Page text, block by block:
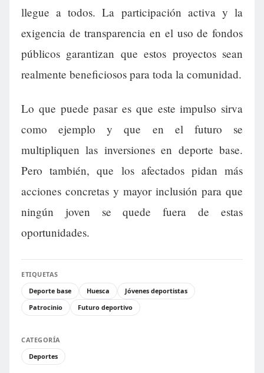
llegue a todos. La participación activa y la
exigencia de transparencia en el uso de fondos
públicos garantizan que estos proyectos sean
realmente beneficiosos para toda la comunidad.
Lo que puede pasar es que este impulso sirva
como ejemplo y que en el futuro se
multipliquen las inversiones en deporte base.
Pero también, que los afectados pidan más
acciones concretas y mayor inclusión para que
ningún joven se quede fuera de estas
oportunidades.
ETIQUETAS
Deporte base
Huesca
Jóvenes deportistas
Patrocinio
Futuro deportivo
CATEGORÍA
Deportes